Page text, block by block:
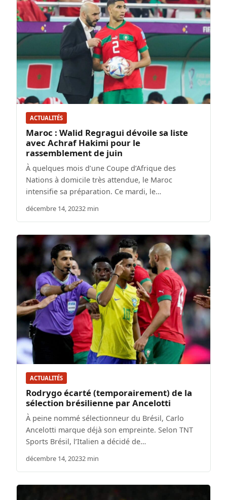
ACTUALITÉS
Maroc : Walid Regragui dévoile sa liste
avec Achraf Hakimi pour le
rassemblement de juin
À quelques mois d’une Coupe d’Afrique des
Nations à domicile très attendue, le Maroc
intensifie sa préparation. Ce mardi, le…
décembre 14, 20232 min
ACTUALITÉS
Rodrygo écarté (temporairement) de la
sélection brésilienne par Ancelotti
À peine nommé sélectionneur du Brésil, Carlo
Ancelotti marque déjà son empreinte. Selon TNT
Sports Brésil, l’Italien a décidé de…
décembre 14, 20232 min